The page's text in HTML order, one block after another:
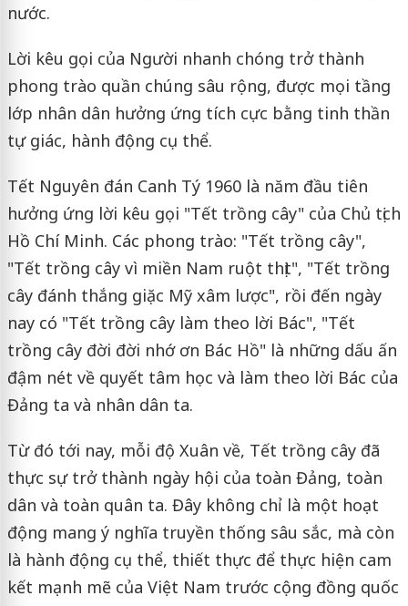
nước.
Lời kêu gọi của Người nhanh chóng trở thành
phong trào quần chúng sâu rộng, được mọi tầng
lớp nhân dân hưởng ứng tích cực bằng tinh thần
tự giác, hành động cụ thể.
Tết Nguyên đán Canh Tý 1960 là năm đầu tiên
hưởng ứng lời kêu gọi "Tết trồng cây" của Chủ tịch
Hồ Chí Minh. Các phong trào: "Tết trồng cây",
"Tết trồng cây vì miền Nam ruột thịt", "Tết trồng
cây đánh thắng giặc Mỹ xâm lược", rồi đến ngày
nay có "Tết trồng cây làm theo lời Bác", "Tết
trồng cây đời đời nhớ ơn Bác Hồ" là những dấu ấn
đậm nét về quyết tâm học và làm theo lời Bác của
Đảng ta và nhân dân ta.
Từ đó tới nay, mỗi độ Xuân về, Tết trồng cây đã
thực sự trở thành ngày hội của toàn Đảng, toàn
dân và toàn quân ta. Đây không chỉ là một hoạt
động mang ý nghĩa truyền thống sâu sắc, mà còn
là hành động cụ thể, thiết thực để thực hiện cam
kết mạnh mẽ của Việt Nam trước cộng đồng quốc